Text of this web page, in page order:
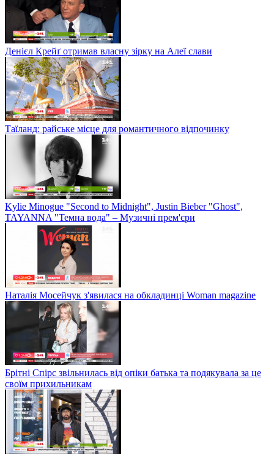
Денієл Крейґ отримав власну зірку на Алеї слави
Таїланд: райське місце для романтичного відпочинку
Kylie Minogue "Second to Midnight", Justin Bieber "Ghost",
TAYANNA "Темна вода" – Музичні прем'єри
Наталія Мосейчук з'явилася на обкладинці Woman magazine
Брітні Спірс звільнилась від опіки батька та подякувала за це
своїм прихильникам